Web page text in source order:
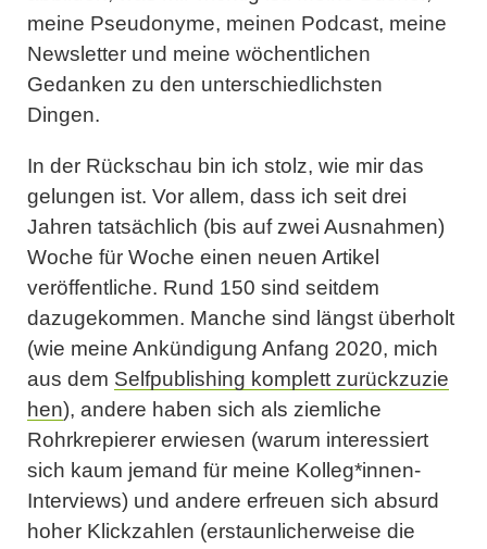
meine Pseudonyme, meinen Podcast, meine
Newsletter und meine wöchentlichen
Gedanken zu den unterschiedlichsten
Dingen.
In der Rückschau bin ich stolz, wie mir das
gelungen ist. Vor allem, dass ich seit drei
Jahren tatsächlich (bis auf zwei Ausnahmen)
Woche für Woche einen neuen Artikel
veröffentliche. Rund 150 sind seitdem
dazugekommen. Manche sind längst überholt
(wie meine Ankündigung Anfang 2020, mich
aus dem Selfpublishing komplett zurückzuzie
hen), andere haben sich als ziemliche
Rohrkrepierer erwiesen (warum interessiert
sich kaum jemand für meine Kolleg*innen-
Interviews) und andere erfreuen sich absurd
hoher Klickzahlen (erstaunlicherweise die